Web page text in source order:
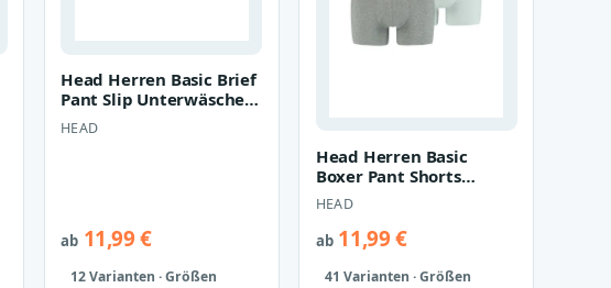
Head Herren Basic Brief
Pant Slip Unterwäsche
Unterhose 2 er Pack
HEAD
ab11,99 €
12 Varianten · Größen
Head Herren Basic
Boxer Pant Shorts
Unterwäsche Unterhose
2 er Pack
HEAD
ab11,99 €
41 Varianten · Größen